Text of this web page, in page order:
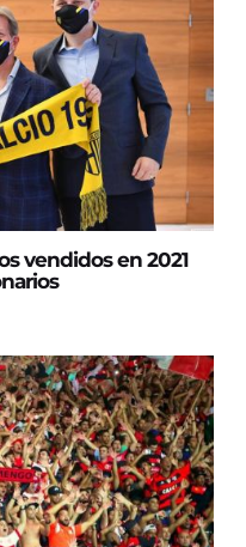
vendidos en 2021